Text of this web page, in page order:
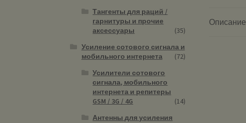
Описание
Тангенты для раций /
гарнитуры и прочие
аксессуары
(35)
Усиление сотового сигнала и
мобильного интернета
(72)
Усилители сотового
сигнала, мобильного
интернета и репитеры
GSM / 3G / 4G
(14)
Антенны для усиления